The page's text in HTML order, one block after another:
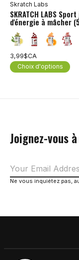
Skratch Labs
SKRATCH LABS
d'énergie à mâcher
3,99$CA
Choix d'options
Joignez-vous
Ne vous inquiétez pas,